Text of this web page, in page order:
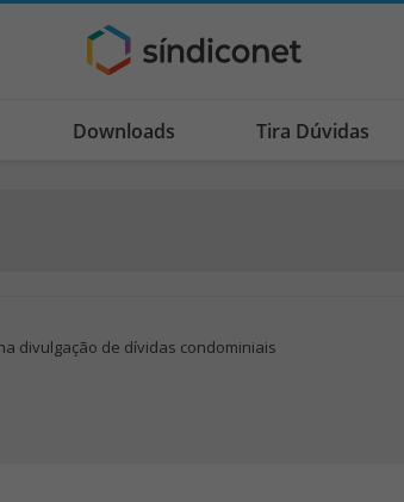
Downloads Tira Dúvidas
divulgação de dívidas condominiais